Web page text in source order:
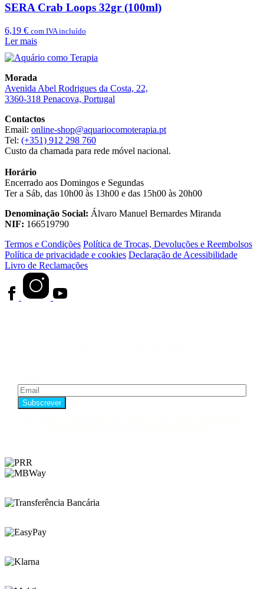
SERA Crab Loops 32gr (100ml)
6,19 € com IVA incluído
Ler mais
Morada
Avenida Abel Rodrigues da Costa, 22,
3360-318 Penacova, Portugal
Contactos
Email: online-shop@aquariocomoterapia.pt
Tel: (+351) 912 298 760
Custo da chamada para rede móvel nacional.
Horário
Encerrado aos Domingos e Segundas
Ter a Sáb, das 10h00 às 13h00 e das 15h00 às 20h00
Denominação Social: Álvaro Manuel Bernardes Miranda
NIF: 166519790
Termos e Condições Política de Trocas, Devoluções e Reembolsos
Política de privacidade e cookies Declaração de Acessibilidade
Livro de Reclamações